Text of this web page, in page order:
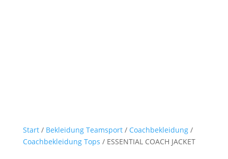
Start/ Bekleidung Teamsport/ Coachbekleidung/
Coachbekleidung Tops / ESSENTIAL COACH JACKET